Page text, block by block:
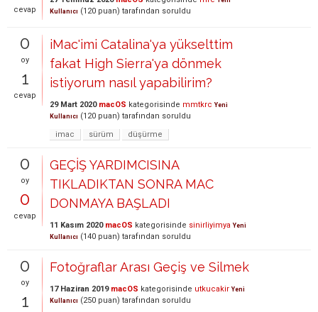
cevap
Kullanıcı (120 puan) tarafından soruldu
0
oy
1
cevap
iMac'imi Catalina'ya yükselttim
fakat High Sierra'ya dönmek
istiyorum nasıl yapabilirim?
29 Mart 2020 macOS kategorisinde mmtkrc Yeni
Kullanıcı (120 puan) tarafından soruldu
imac
sürüm düşürme
0
oy
0
cevap
GEÇİŞ YARDIMCISINA
TIKLADIKTAN SONRA MAC
DONMAYA BAŞLADI
11 Kasım 2020 macOS kategorisinde sinirliyimya Yeni
Kullanıcı (140 puan) tarafından soruldu
0
oy
1
Fotoğraflar Arası Geçiş ve Silmek
17 Haziran 2019 macOS kategorisinde utkucakir Yeni
Kullanıcı (250 puan) tarafından soruldu